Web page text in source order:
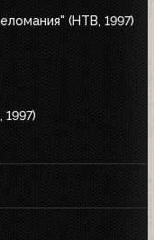
(НТВ, 1997)